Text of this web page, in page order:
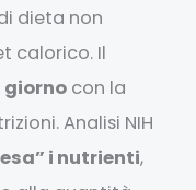
dieta non
calorico. Il
giorno con la
Analisi NIH
i nutrienti,